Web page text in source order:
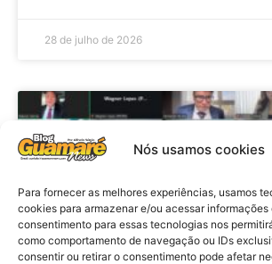
Nós usamos cookies
Para fornecer as melhores experiências, usamos
cookies para armazenar e/ou acessar informações
consentimento para essas tecnologias nos
como comportamento de navegação ou IDs
consentir ou retirar o consentimento pode afetar
28 de julho de 2026